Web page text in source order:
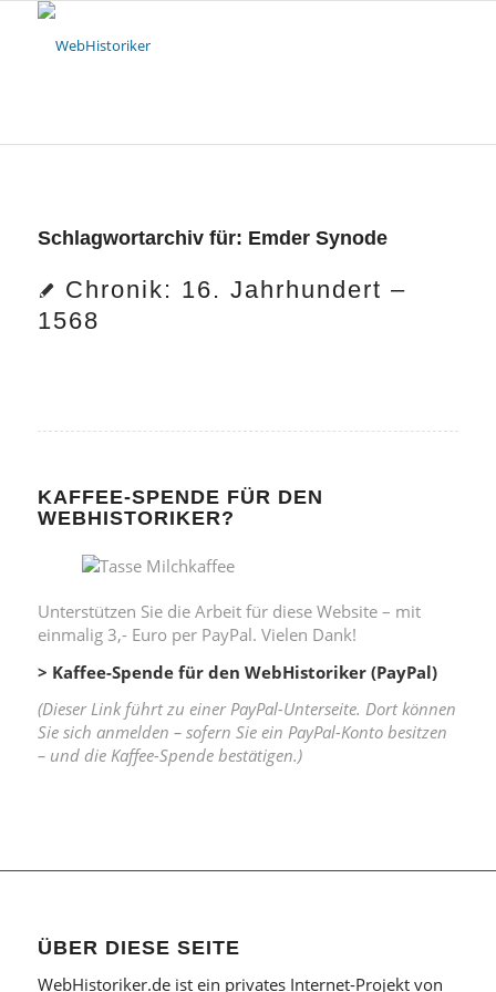
Schlagwortarchiv für: Emder Synode
Chronik: 16. Jahrhundert –
1568
KAFFEE-SPENDE FÜR DEN
WEBHISTORIKER?
Unterstützen Sie die Arbeit für diese Website – mit
einmalig 3,- Euro per PayPal. Vielen Dank!
> Kaffee-Spende für den WebHistoriker (PayPal)
(Dieser Link führt zu einer PayPal-Unterseite. Dort können
Sie sich anmelden – sofern Sie ein PayPal-Konto besitzen
– und die Kaffee-Spende bestätigen.)
ÜBER DIESE SEITE
WebHistoriker.de ist ein privates Internet-Projekt von